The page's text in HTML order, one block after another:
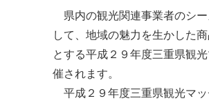
県内の観光関連事業者のシ
して、地域の魅力を生かした
とする平成２９年度三重県観
催されます。
平成２９年度三重県観光マ